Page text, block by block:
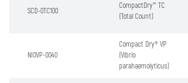
SCD-0TC100
CompactDry™ TC
(Total Count)
NI0VP-0040
Compact Dry® VP
(Vibrio
parahaemolyticus)